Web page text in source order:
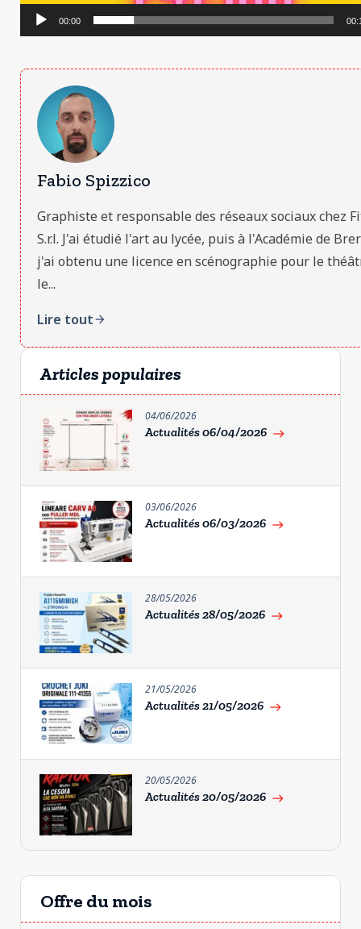
00:00
Fabio Spizzico
Graphiste et responsable des réseaux sociaux chez
S.r.l. J'ai étudié l'art au lycée, puis à l'Académie de
j'ai obtenu une licence en scénographie pour le
le...
Lire toutarrow_forward
Articles populaires
04/06/2026
Actualités 06/04/2026 east
03/06/2026
Actualités 06/03/2026 east
28/05/2026
Actualités 28/05/2026 east
21/05/2026
Actualités 21/05/2026 east
20/05/2026
Actualités 20/05/2026 east
Offre du mois